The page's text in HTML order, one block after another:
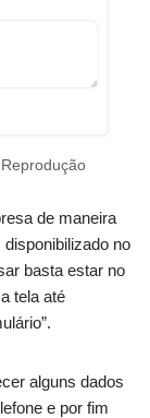
de maneira
no
basta estar no
tela até
alguns dados
e por fim